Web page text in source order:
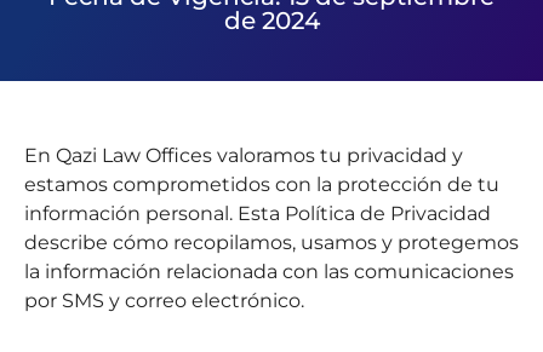
de 2024
En Qazi Law Offices valoramos tu privacidad y
estamos comprometidos con la protección de tu
información personal. Esta Política de Privacidad
describe cómo recopilamos, usamos y protegemos
la información relacionada con las comunicaciones
por SMS y correo electrónico.